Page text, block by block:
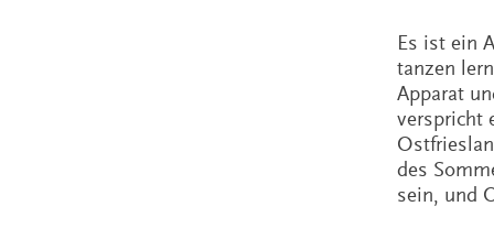
Es ist ein
tanzen
Apparat
verspricht
des
sein, und